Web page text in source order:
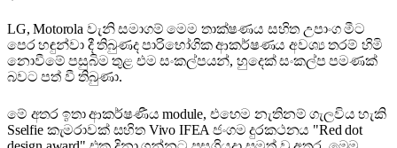
LG, Motorola වැනි සමාගම් මෙම තාක්ෂණය සහිත උපාංග මීට
පෙර හඳුන්වා දී තිබුණද පාරිභෝගික ආකර්ෂණය අවශ්‍ය තරම් හිමි
නොවීමේ පසුබිම තුළ එම සංකල්පයන්, හුදෙක් සංකල්ප පමණක්
බවට පත් වී තිබුණා.
මේ අතර ඉතා ආකර්ෂණීය module, එහෙම නැතිනම් ගැලවිය හැකි
Sselfie කැමරාවක් සහිත Vivo IFEA ජංගම දුරකථනය "Red dot